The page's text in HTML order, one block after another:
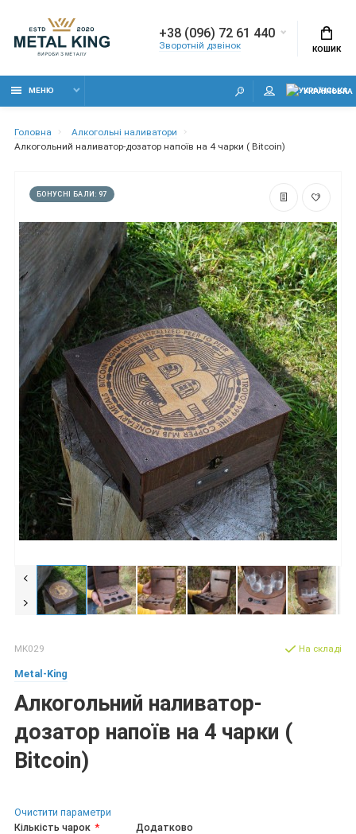
+38 (096) 72 61 440
Зворотній дзвінок КОШИК
МЕНЮ УКРАЇНСЬКА
Головна
Алкогольні наливатори
Алкогольний наливатор-дозатор напоїв на 4 чарки ( Bitcoin)
БОНУСНІ БАЛИ: 97
MK029
Metal-King
Алкогольний наливатор-
дозатор напоїв на 4 чарки (
Bitcoin)
На складі
Очистити параметри
Кількість чарок
Додатково